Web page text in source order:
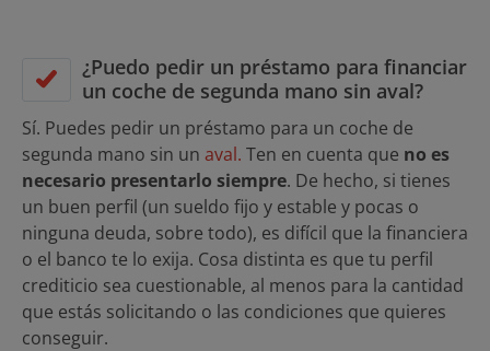
¿Puedo pedir un préstamo para financiar
un coche de segunda mano sin aval?
Sí. Puedes pedir un préstamo para un coche de
segunda mano sin un aval. Ten en cuenta que no es
necesario presentarlo siempre. De hecho, si tienes
un buen perfil (un sueldo fijo y estable y pocas o
ninguna deuda, sobre todo), es difícil que la financiera
o el banco te lo exija. Cosa distinta es que tu perfil
crediticio sea cuestionable, al menos para la cantidad
que estás solicitando o las condiciones que quieres
conseguir.